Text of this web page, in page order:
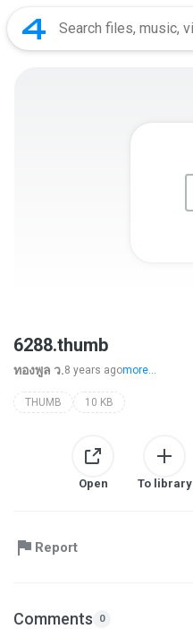
6288.thumb
ทองพูล ว.8 years agomore...
THUMB 10 KB
Open To library
Report
Comments 0